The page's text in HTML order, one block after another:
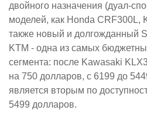
двойного назначения (дуал-
моделей, как Honda CRF300L,
также новый и долгожданный
KTM - одна из самых
сегмента: после Kawasaki
на 750 долларов, с 6199 до
является вторым по
5499 долларов.